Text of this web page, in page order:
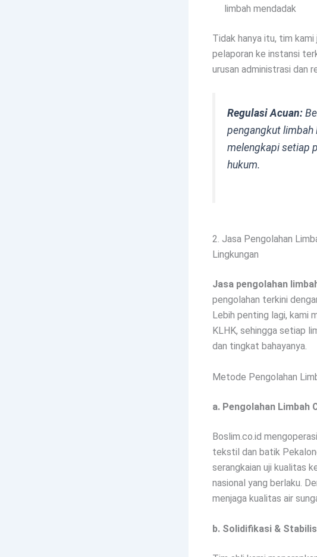
limbah mendadak
Tidak hanya itu, tim
pelaporan ke instansi
urusan administrasi dan
Regulasi Acuan:
pengangkut limbah
melengkapi setiap
hukum.
2. Jasa Pengolahan
Lingkungan
Jasa pengolahan
pengolahan terkini
Lebih penting lagi, kami
KLHK, sehingga setiap
dan tingkat bahayanya.
Metode Pengolahan
a. Pengolahan Limbah
Boslim.co.id
tekstil dan batik
serangkaian uji kualitas
nasional yang berlaku.
menjaga kualitas air
b. Solidifikasi &